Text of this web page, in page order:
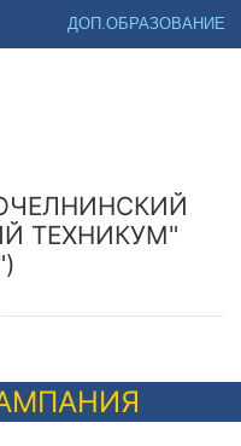
ДОП.ОБРАЗОВАНИЕ
ТЕХНИКУМ"